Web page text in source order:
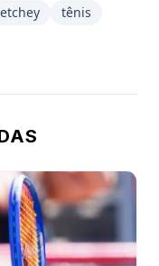
tênis